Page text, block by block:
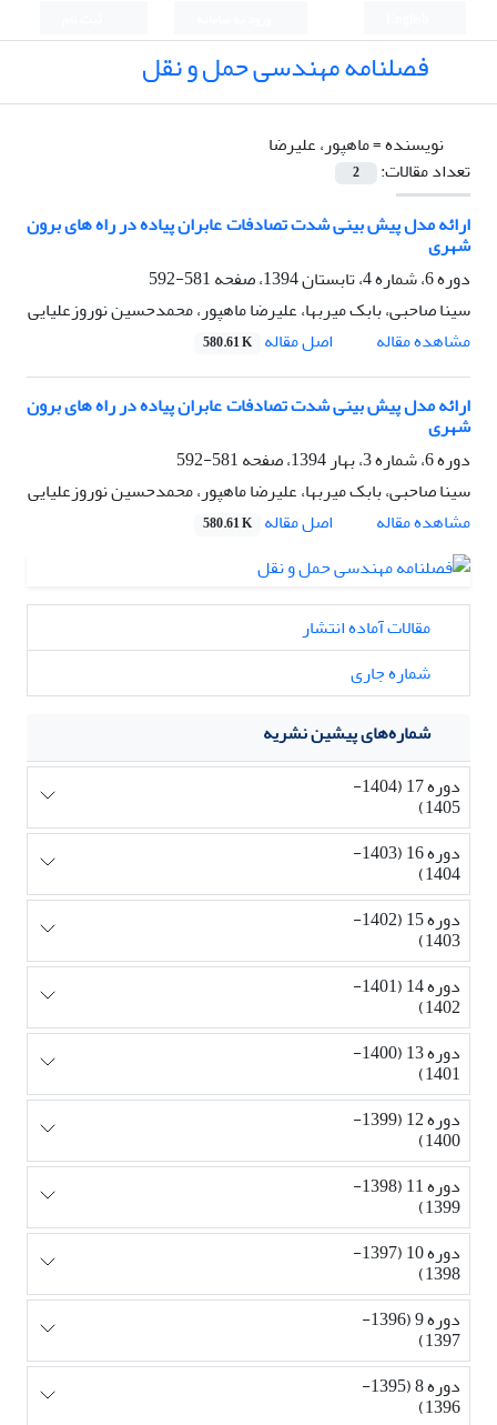
فصلنامه مهندسی حمل و نقل
نویسنده =ماهپور، علیرضا
تعداد مقالات:
2
ارائه مدل پیش بینی شدت تصادفات عابران پیاده در راه های برون
شهری
دوره 6، شماره 4، تابستان 1394، صفحه
581-592
سینا صاحبی، بابک میربها، علیرضا ماهپور، محمدحسین نوروزعلیایی
مشاهده مقاله
اصل مقاله 580.61 K
ارائه مدل پیش بینی شدت تصادفات عابران پیاده در راه های برون
شهری
دوره 6، شماره 3، بهار 1394، صفحه
581-592
سینا صاحبی، بابک میربها، علیرضا ماهپور، محمدحسین نوروزعلیایی
مشاهده مقاله
اصل مقاله 580.61 K
مقالات آماده انتشار
شماره جاری
شماره‌های پیشین نشریه
دوره 17 (1404-
1405)
دوره 16 (1403-
1404)
دوره 15 (1402-
1403)
دوره 14 (1401-
1402)
دوره 13 (1400-
1401)
دوره 12 (1399-
1400)
دوره 11 (1398-
1399)
دوره 10 (1397-
1398)
دوره 9 (1396-
1397)
دوره 8 (1395-
1396)